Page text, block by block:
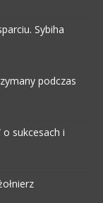
Sybiha
podczas
o sukcesach i